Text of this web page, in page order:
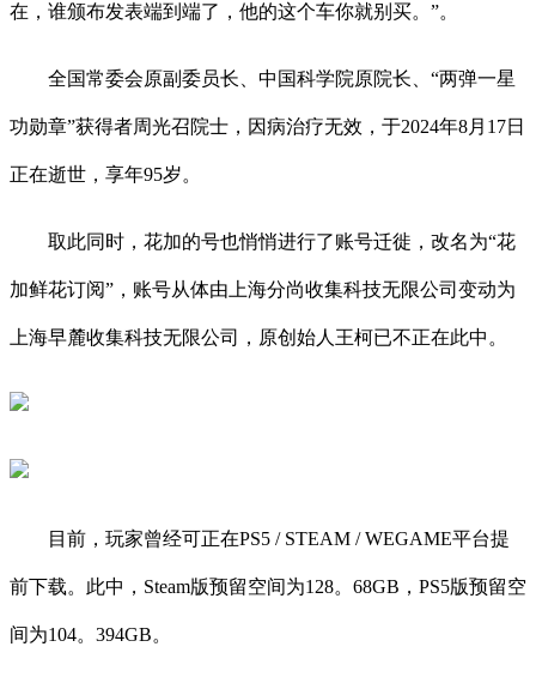
在，谁颁布发表端到端了，他的这个车你就别买。”。
全国常委会原副委员长、中国科学院原院长、“两弹一星
功勋章”获得者周光召院士，因病治疗无效，于2024年8月17日
正在逝世，享年95岁。
取此同时，花加的号也悄悄进行了账号迁徙，改名为“花
加鲜花订阅”，账号从体由上海分尚收集科技无限公司变动为
上海早麓收集科技无限公司，原创始人王柯已不正在此中。
目前，玩家曾经可正在PS5 / STEAM / WEGAME平台提
前下载。此中，Steam版预留空间为128。68GB，PS5版预留空
间为104。394GB。